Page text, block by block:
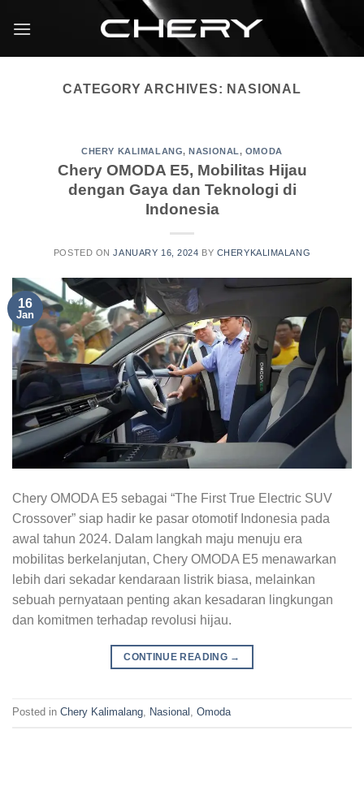
CATEGORY ARCHIVES: NASIONAL
CHERY KALIMALANG,NASIONAL, OMODA
Chery OMODA E5, Mobilitas Hijau
dengan Gaya dan Teknologi di
Indonesia
POSTED ONJANUARY 16, 2024 BY CHERYKALIMALANG
16
Jan
Chery OMODA E5 sebagai “The First True Electric SUV
Crossover” siap hadir ke pasar otomotif Indonesia pada
awal tahun 2024. Dalam langkah maju menuju era
mobilitas berkelanjutan, Chery OMODA E5 menawarkan
lebih dari sekadar kendaraan listrik biasa, melainkan
sebuah pernyataan penting akan kesadaran lingkungan
dan komitmen terhadap revolusi hijau.
CONTINUE READING →
Posted in Chery Kalimalang, Nasional , Omoda